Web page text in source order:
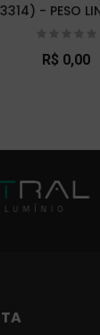
- PESO
R$ 0,00